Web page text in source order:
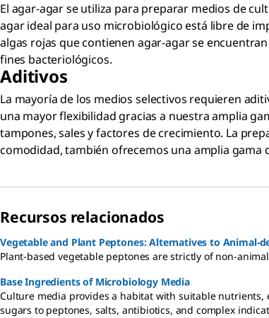
El agar-agar se utiliza para preparar medios de
agar ideal para uso microbiológico está libre de
algas rojas que contienen agar-agar se encuentran
fines bacteriológicos.
Aditivos
La mayoría de los medios selectivos requieren
una mayor flexibilidad gracias a nuestra amplia
tampones, sales y factores de crecimiento. La
comodidad, también ofrecemos una amplia
Recursos relacionados
Vegetable and Plant Peptones: Alternatives to Animal-
Plant-based vegetable peptones are strictly of non-
Base Ingredients of Microbiology Media
Culture media provides a habitat with suitable
sugars to peptones, salts, antibiotics, and complex